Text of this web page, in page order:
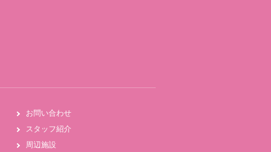
お問い合わせ
スタッフ紹介
周辺施設